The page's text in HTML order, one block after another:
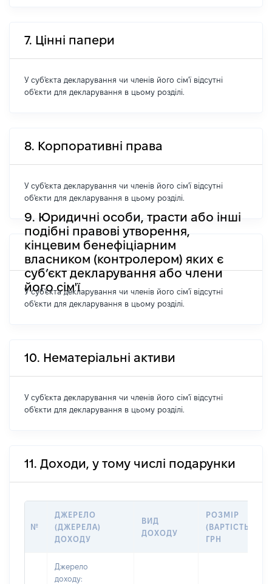
7. Цінні папери
У суб'єкта декларування чи членів його сім'ї відсутні
об'єкти для декларування в цьому розділі.
8. Корпоративні права
У суб'єкта декларування чи членів його сім'ї відсутні
об'єкти для декларування в цьому розділі.
9. Юридичні особи, трасти або інші
подібні правові утворення,
кінцевим бенефіціарним
власником (контролером) яких є
суб’єкт декларування або члени
його сім'ї
У суб'єкта декларування чи членів його сім'ї відсутні
об'єкти для декларування в цьому розділі.
10. Нематеріальні активи
У суб'єкта декларування чи членів його сім'ї відсутні
об'єкти для декларування в цьому розділі.
11. Доходи, у тому числі подарунки
№
ДЖЕРЕЛО
(ДЖЕРЕЛА)
ДОХОДУ
ВИД
ДОХОДУ
РОЗМІР
(ВАРТІСТЬ),
ГРН
Джерело
доходу: